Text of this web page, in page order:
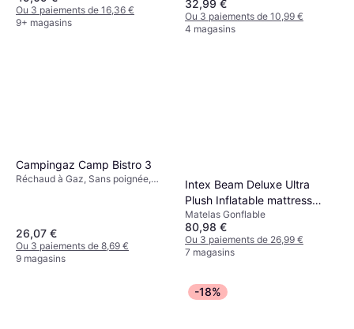
Ou 3 paiements de 16,36 €
9+ magasins
32,99 €
Ou 3 paiements de 10,99 €
4 magasins
Campingaz Camp Bistro 3
Réchaud à Gaz, Sans poignée,
26,07 €
Ou 3 paiements de 8,69 €
9 magasins
Intex Beam Deluxe Ultra
Plush Inflatable mattress
236x152x46cm
Matelas Gonflable
80,98 €
Ou 3 paiements de 26,99 €
7 magasins
-18%